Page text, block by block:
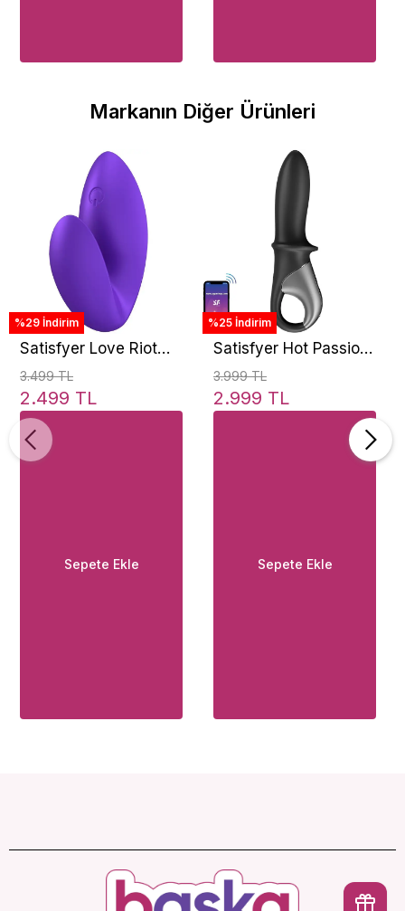
Markanın Diğer Ürünleri
%29 İndirim
Satisfyer Love Riot
Finger Vibrator
3.499 TL
2.499 TL
Sepete Ekle
%25 İndirim
Satisfyer Hot Passion
Telefon Kontrol
Isıtmalı Vibratör
3.999 TL
2.999 TL
Sepete Ekle